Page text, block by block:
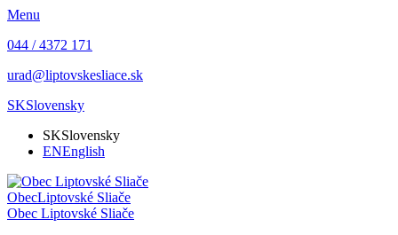
Menu
044 / 4372 171
urad@liptovskesliace.sk
SKSlovensky
SKSlovensky
ENEnglish
ObecLiptovské Sliače
Obec Liptovské Sliače